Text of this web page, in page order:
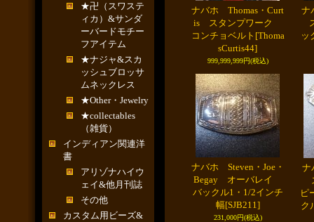
★卍（スワステ
ィカ）&サンダ
ーバードモチー
フアイテム
★ナジャ&スカ
ッシュブロッサ
ムネックレス
★Other・Jewelry
★collectables
（雑貨）
インディアン関連洋
書
アリゾナハイウ
ェイ&他月刊誌
その他
カスタム用ビーズ&
ナバホ Thomas・Curt
is スタンプワーク
コンチョベルト [Thoma
sCurtis44]
999,999,999円(税込)
ナ
ッ
ナバホ Steven・Joe・
Begay オーバレイ
バックル1・1/2インチ
幅[SJB211]
231,000円(税込)
ナ
ピ
ク